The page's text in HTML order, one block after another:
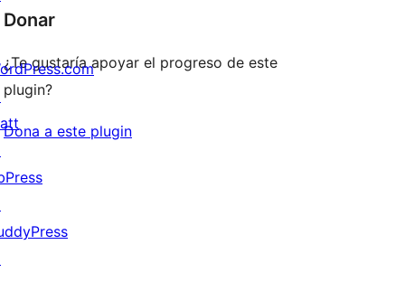
Donar
¿Te gustaría apoyar el progreso de este
plugin?
Dona a este plugin